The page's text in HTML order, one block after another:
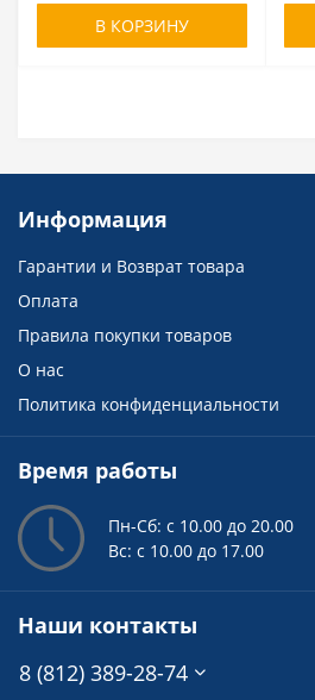
В КОРЗИНУ
Информация
Гарантии и Возврат товара
Оплата
Правила покупки товаров
О нас
Политика конфиденциальности
Время работы
Пн-Сб: с 10.00 до 20.00
Вс: с 10.00 до 17.00
Наши контакты
8 (812) 389-28-74